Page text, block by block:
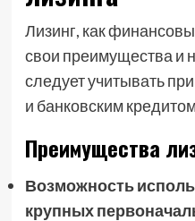
Лизинг, как
свои преимущества и
следует учитывать
и банковским
Преимущества
Возможность
крупных